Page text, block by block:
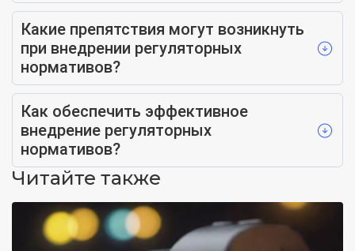
Какие препятствия могут возникнуть
при внедрении регуляторных
нормативов?
Как обеспечить эффективное
внедрение регуляторных
нормативов?
Читайте также